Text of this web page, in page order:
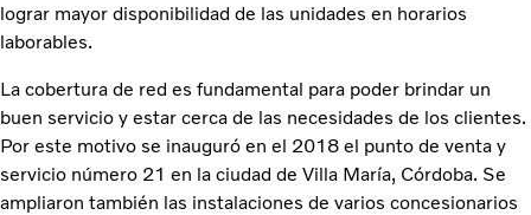
lograr mayor disponibilidad de las unidades en horarios
laborables.
La cobertura de red es fundamental para poder brindar un
buen servicio y estar cerca de las necesidades de los clientes.
Por este motivo se inauguró en el 2018 el punto de venta y
servicio número 21 en la ciudad de Villa María, Córdoba. Se
ampliaron también las instalaciones de varios concesionarios